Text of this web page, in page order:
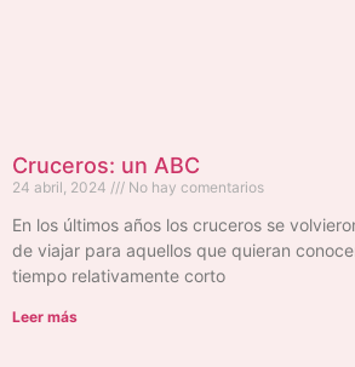
Cruceros: un ABC
24 abril, 2024 No hay comentarios
En los últimos años los cruceros se
de viajar para aquellos que quieran
tiempo relativamente corto
Leer más